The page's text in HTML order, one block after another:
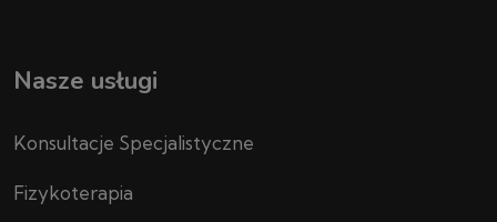
Nasze usługi
Konsultacje Specjalistyczne
Fizykoterapia